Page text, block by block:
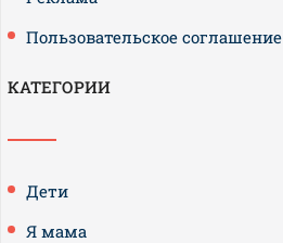
Пользовательское соглашение
КАТЕГОРИИ
Дети
Я мама